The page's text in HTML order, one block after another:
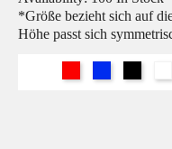
*Größe bezieht sich auf
Höhe passt sich